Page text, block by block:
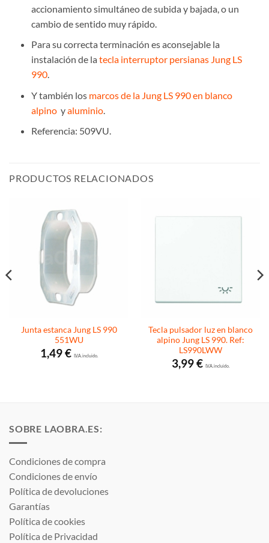
accionamiento simultáneo de subida y bajada, o un
cambio de sentido muy rápido.
Para su correcta terminación es aconsejable la
instalación de la tecla interruptor persianas Jung LS
990.
Y también los marcos de la Jung LS 990 en blanco
alpinoyaluminio.
Referencia: 509VU.
PRODUCTOS RELACIONADOS
Junta estanca Jung LS 990
551WU
1,49€I.V.A. incluido.
Tecla pulsador luz en blanco
alpino Jung LS 990. Ref:
LS990LWW
3,99€I.V.A. incluido.
SOBRE LAOBRA.ES:
Condiciones de compra
Condiciones de envío
Política de devoluciones
Garantías
Política de cookies
Política de Privacidad